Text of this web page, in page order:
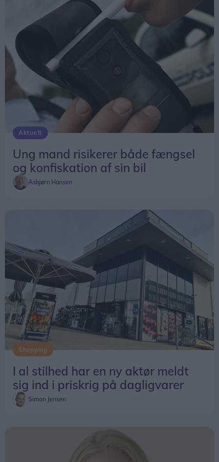
16.45 er der børneløb på cykelbanen, hvor
fremtidens ryttere fra en række cykelklubber i
Nord- og Midtjylland viser deres talent.
Alle er velkomne. Der er gratis adgang.
Aktuelt
Ung mand risikerer både fængsel
og konfiskation af sin bil
Asbjørn Hansen
Shopping
I al stilhed har en ny aktør meldt
sig ind i priskrig på dagligvarer
Simon Jensen